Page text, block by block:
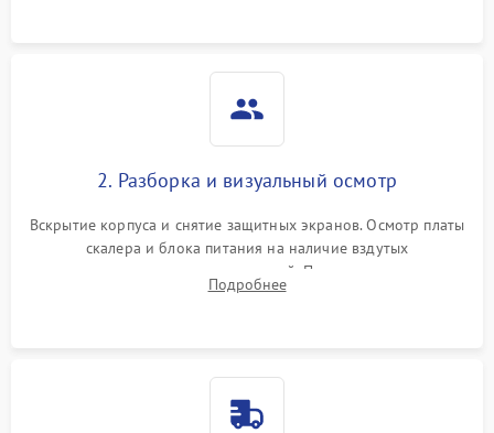
2. Разборка и визуальный осмотр
Вскрытие корпуса и снятие защитных экранов. Осмотр платы
скалера и блока питания на наличие вздутых
конденсаторов, прогаров, окислений. Проверка надежности
контактов и целостности шлейфов матрицы.
Подробнее